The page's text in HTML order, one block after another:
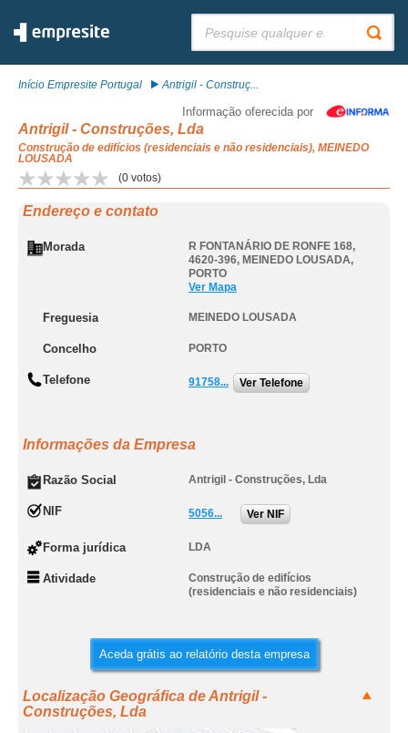
Início Empresite Portugal Antrigil - Construç...
Informação oferecida por
Antrigil - Construções, Lda
Construção de edifícios (residenciais e não residenciais), MEINEDO
LOUSADA
(0 votos)
Endereço e contato
Morada
R FONTANÁRIO DE RONFE 168,
4620-396, MEINEDO LOUSADA,
PORTO
Ver Mapa
Freguesia MEINEDO LOUSADA
Concelho PORTO
Telefone 91758... Ver Telefone
Informações da Empresa
Razão Social Antrigil - Construções, Lda
NIF 5056... Ver NIF
Forma jurídica LDA
Atividade
Construção de edifícios
(residenciais e não residenciais)
Aceda grátis ao relatório desta empresa
Localização Geográfica de Antrigil -
Construções, Lda